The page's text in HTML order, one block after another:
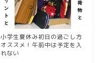
小学生夏休み初日の過ごし方
オススメ！午前中は予定を入
れない